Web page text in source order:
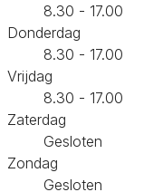
8.30 - 17.00
Donderdag
8.30 - 17.00
Vrijdag
8.30 - 17.00
Zaterdag
Gesloten
Zondag
Gesloten